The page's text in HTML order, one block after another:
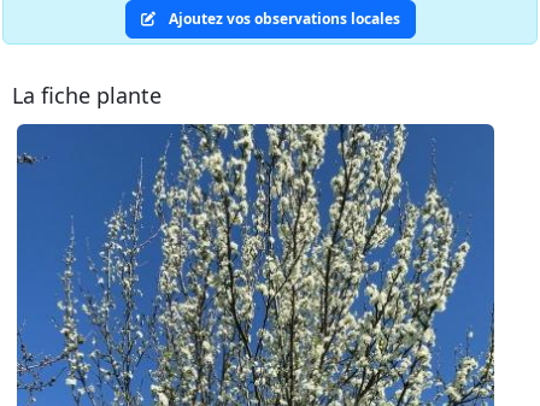
Ajoutez vos observations locales
La fiche plante